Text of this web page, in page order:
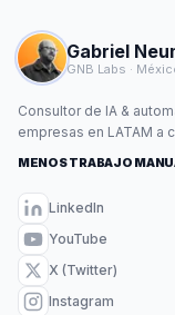
Gabriel
GNB Labs ·
Consultor de IA &
empresas en LATAM a
MENOS TRABAJO
LinkedIn
YouTube
X (Twitter)
Instagram